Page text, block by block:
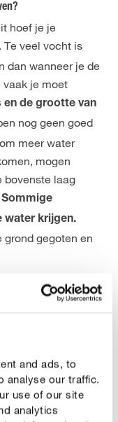
and ads, to
analyse our traffic.
use of our site
analytics
hoef je je
Te veel vocht is
dan wanneer je de
vaak je moet
en de grootte van
nog geen goed
meer water
mogen
bovenste laag
Sommige
water krijgen.
gegoten en
schaden. Iets
potten staan, of
uit omelke twee
Hiervoor is een